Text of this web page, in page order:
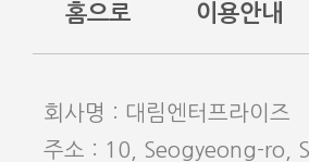
홈으로 이용안내
회사명 : 대림엔터프라이
주소 : 10, Seogyeong-ro,